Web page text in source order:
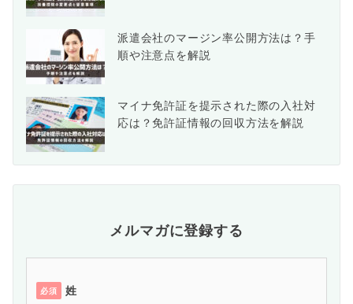
派遣会社のマージン率公開方法は？手
順や注意点を解説
マイナ免許証を提示された際の入社対
応は？免許証情報の回収方法を解説
メルマガに登録する
必須 姓